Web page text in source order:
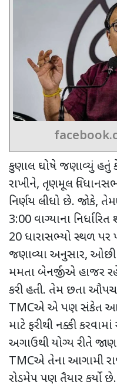
કુણાલ ઘોષે જણાવ્યું હતું
રાખીને, તૃણમૂલ
નિર્ણય લીધો છે. જોકે,
3:00 વાગ્યાના
20 ધારાસભ્યો સ્થળ પર
જણાવ્યા અનુસાર, ઓછી
મમતા બેનર્જીએ હાજર
કરી હતી. તેમ છતા
TMCએ એ પણ સંકેત
માટે ફરીથી નક્કી
અગાઉથી યોગ્ય રીતે
TMCએ તેના આગામી
રોડમેપ પણ તૈયાર કર્યો